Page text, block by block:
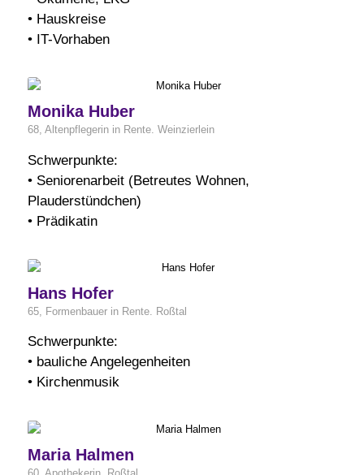
• Hauskreise
• IT-Vorhaben
Monika Huber
68, Altenpflegerin in Rente. Weinzierlein
Schwerpunkte:
• Seniorenarbeit (Betreutes Wohnen,
Plauderstündchen)
• Prädikatin
Hans Hofer
65, Formenbauer in Rente. Roßtal
Schwerpunkte:
• bauliche Angelegenheiten
• Kirchenmusik
Maria Halmen